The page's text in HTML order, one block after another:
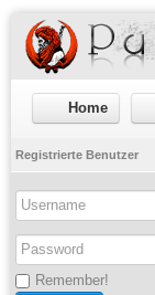
Home
Registrierte Benutzer
Remember!